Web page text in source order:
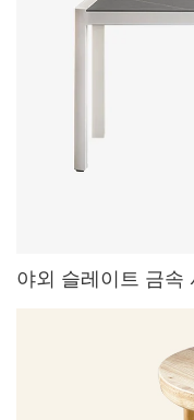
야외 슬레이트 금속